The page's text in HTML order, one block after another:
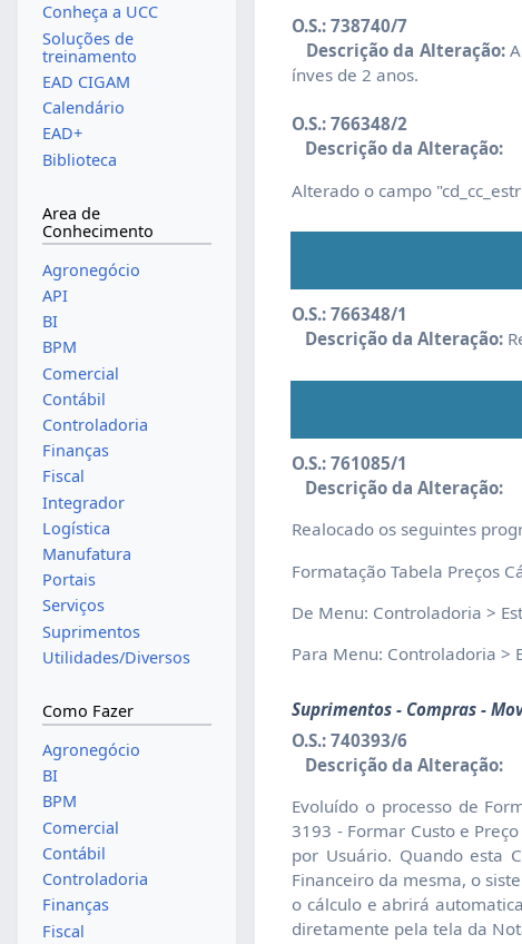
O.S.: 738740/7
Descrição da Alteração:
ínves de 2 anos.
O.S.: 766348/2
Descrição da Alteração:
Alterado o campo
O.S.: 766348/1
Descrição da Alteração:
O.S.: 761085/1
Descrição da Alteração:
Realocado os seguintes
Formatação Tabela Preços
De Menu: Controladoria >
Para Menu: Controladoria >
Suprimentos - Compras -
O.S.: 740393/6
Descrição da Alteração:
Evoluído o processo de
3193 - Formar Custo e
por Usuário. Quando esta
Financeiro da mesma, o
o cálculo e abrirá
diretamente pela tela da
Conheça a UCC
Soluções de
treinamento
EAD CIGAM
Calendário
EAD+
Biblioteca
Area de
Conhecimento
Agronegócio
API
BI
BPM
Comercial
Contábil
Controladoria
Finanças
Fiscal
Integrador
Logística
Manufatura
Portais
Serviços
Suprimentos
Utilidades/Diversos
Como Fazer
Agronegócio
BI
BPM
Comercial
Contábil
Controladoria
Finanças
Fiscal